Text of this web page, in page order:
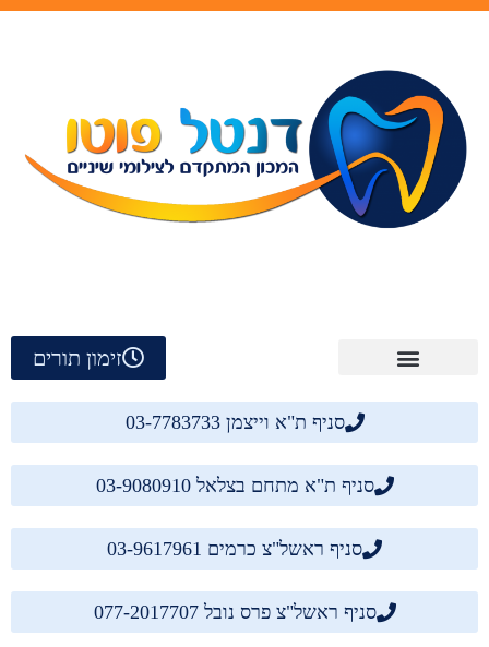
זימון תורים
סניף ת"א וייצמן 03-7783733
סניף ת"א מתחם בצלאל 03-9080910
סניף ראשל"צ כרמים 03-9617961
סניף ראשל"צ פרס נובל 077-2017707